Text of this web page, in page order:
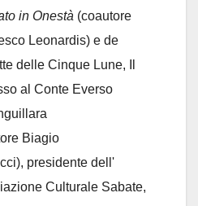
in Onestà (coautore
Leonardis) e de
delle Cinque Lune, Il
al Conte Everso
Biagio
presidente dell'
Culturale Sabate,